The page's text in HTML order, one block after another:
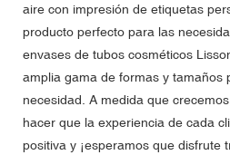
aire con impresión de etiquetas
producto perfecto para las
envases de tubos cosméticos
amplia gama de formas y tamaños
necesidad. A medida que
hacer que la experiencia de cada
positiva y ¡esperamos que disfrute